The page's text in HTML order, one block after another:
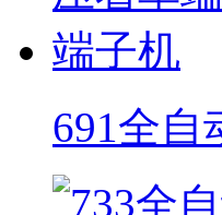
691全自